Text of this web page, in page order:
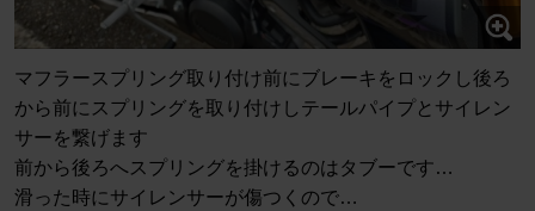
マフラースプリング取り付け前にブレーキをロックし後ろ
から前にスプリングを取り付けしテールパイプとサイレン
サーを繋げます
前から後ろへスプリングを掛けるのはタブーです…
滑った時にサイレンサーが傷つくので…